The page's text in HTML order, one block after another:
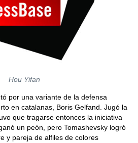
Hou Yifan
por una variante de la defensa
en catalanas, Boris Gelfand. Jugó la
que tragarse entonces la iniciativa
un peón, pero Tomashevsky logró
y pareja de alfiles de colores